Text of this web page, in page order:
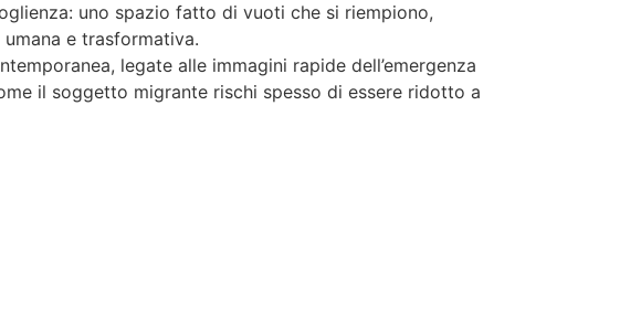
uno spazio fatto di vuoti che si riempiono,
e trasformativa.
legate alle immagini rapide dell’emergenza
il soggetto migrante rischi spesso di essere ridotto a